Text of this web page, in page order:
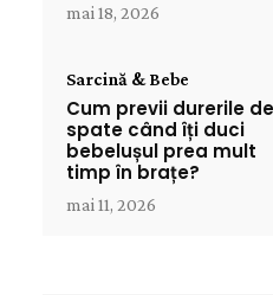
mai 18, 2026
Sarcină & Bebe
Cum previi durerile de
spate când îți duci
bebelușul prea mult
timp în brațe?
mai 11, 2026